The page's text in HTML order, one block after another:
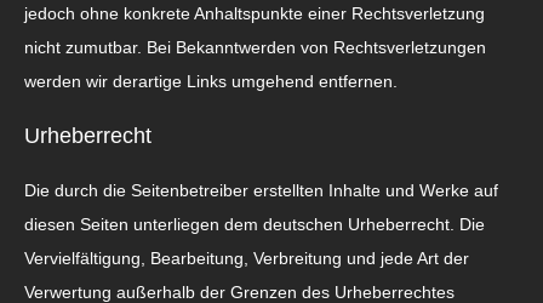
jedoch ohne konkrete Anhaltspunkte einer Rechtsverletzung
nicht zumutbar. Bei Bekanntwerden von Rechtsverletzungen
werden wir derartige Links umgehend entfernen.
Urheberrecht
Die durch die Seitenbetreiber erstellten Inhalte und Werke auf
diesen Seiten unterliegen dem deutschen Urheberrecht. Die
Vervielfältigung, Bearbeitung, Verbreitung und jede Art der
Verwertung außerhalb der Grenzen des Urheberrechtes